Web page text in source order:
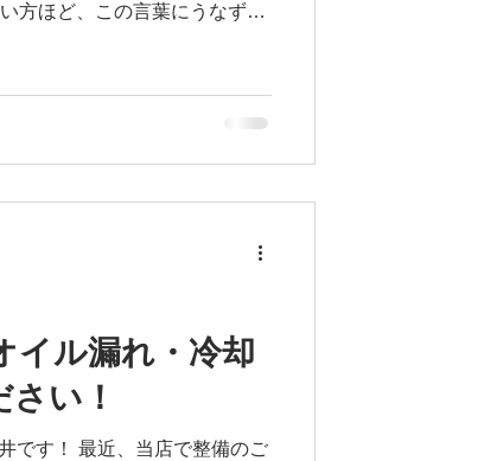
方ほど、この言葉にうなずい
します。 なぜ「5ドアはMINI
イメージといえば ・コンパク
通の車になっちゃった…？」
さを残したまま、弱点だけを
F55は「大きくなった」の
アップ..
イル漏れ・冷却
い！
です！ 最近、当店で整備のご